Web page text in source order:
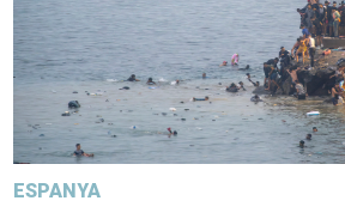
ESPANYA